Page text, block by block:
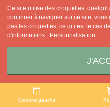
Ce site utilise des croquettes,
continuer à naviguer sur ce site, vous
pas les croquettes, ce qui est le cas
d'informations
Personnalisation
Contactez-nous
Colonne gauche